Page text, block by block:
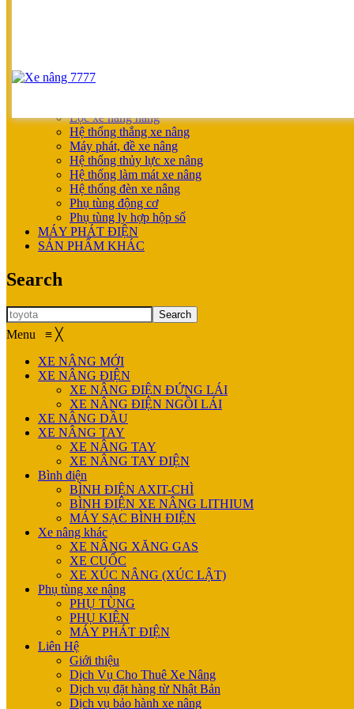
XE NÂNG TAY ĐIỆN
Lọc xe nâng hàng
Hệ thống thắng xe nâng
Máy phát, đề xe nâng
Hệ thống thủy lực xe nâng
Hệ thống làm mát xe nâng
Hệ thống đèn xe nâng
Phụ tùng động cơ
Phụ tùng ly hợp hộp số
MÁY PHÁT ĐIỆN
SẢN PHẨM KHÁC
Search
Search
Menu ≡ ╳
XE NÂNG MỚI
XE NÂNG ĐIỆN
XE NÂNG ĐIỆN ĐỨNG LÁI
XE NÂNG ĐIỆN NGỒI LÁI
XE NÂNG DẦU
XE NÂNG TAY
XE NÂNG TAY
XE NÂNG TAY ĐIỆN
Bình điện
BÌNH ĐIỆN AXIT-CHÌ
BÌNH ĐIỆN XE NÂNG LITHIUM
MÁY SẠC BÌNH ĐIỆN
Xe nâng khác
XE NÂNG XĂNG GAS
XE CUỐC
XE XÚC NÂNG (XÚC LẬT)
Phụ tùng xe nâng
PHỤ TÙNG
PHỤ KIỆN
MÁY PHÁT ĐIỆN
Liên Hệ
Giới thiệu
Dịch Vụ Cho Thuê Xe Nâng
Dịch vụ đặt hàng từ Nhật Bản
Dịch vụ bảo hành xe nâng